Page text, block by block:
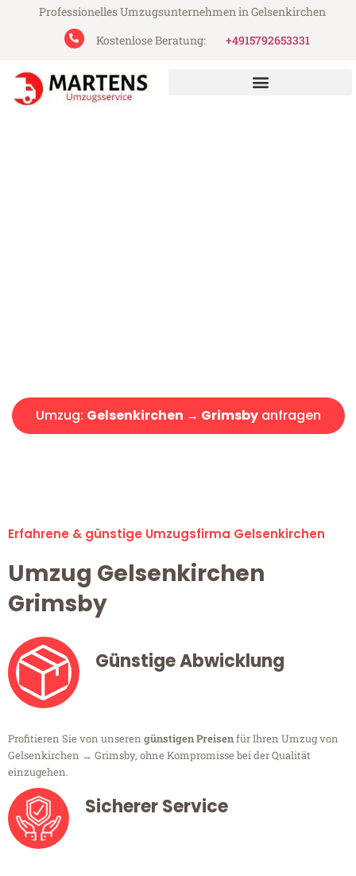
Professionelles Umzugsunternehmen in Gelsenkirchen
Kostenlose Beratung:
+4915792653331
Umzug: Gelsenkirchen → Grimsbyanfragen
Erfahrene & günstige Umzugsfirma Gelsenkirchen
Umzug Gelsenkirchen
Grimsby
Günstige Abwicklung
Profitieren Sie von unseren günstigen Preisenfür Ihren Umzug von
Gelsenkirchen → Grimsby, ohne Kompromisse bei der Qualität
einzugehen.
Sicherer Service